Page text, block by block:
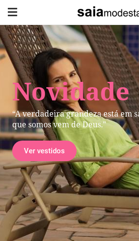
Novidade
“A verdadeira grandeza está em
que somos vem de Deus."
Ver vestidos